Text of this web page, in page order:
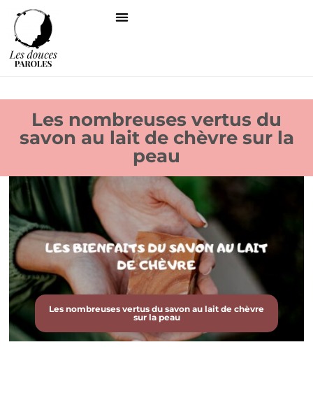
Les nombreuses vertus du
savon au lait de chèvre sur la
peau
Les nombreuses vertus du savon au lait de chèvre
sur la peau